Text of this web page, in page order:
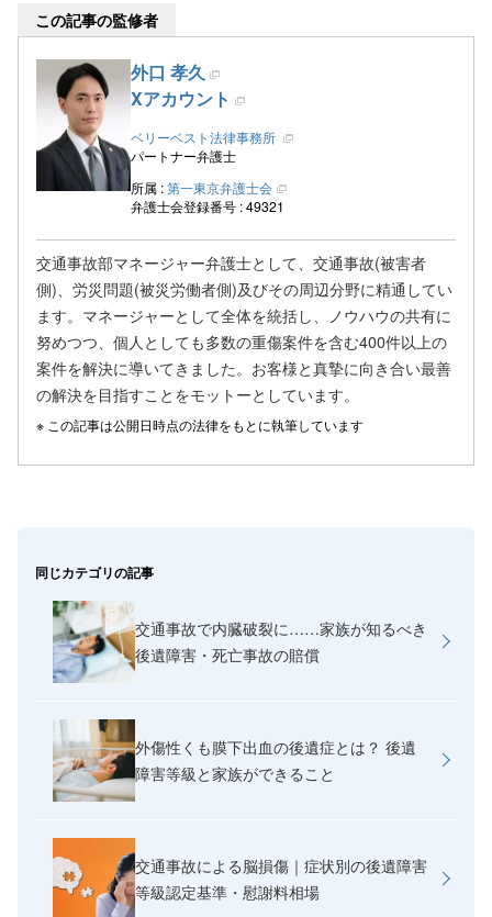
この記事の監修者
外口 孝久
Xアカウント
ベリーベスト法律事務所
パートナー弁護士
所属 :第一東京弁護士会
弁護士会登録番号 : 49321
交通事故部マネージャー弁護士として、交通事故(被害者
側)、労災問題(被災労働者側)及びその周辺分野に精通してい
ます。マネージャーとして全体を統括し、ノウハウの共有に
努めつつ、個人としても多数の重傷案件を含む400件以上の
案件を解決に導いてきました。お客様と真摯に向き合い最善
の解決を目指すことをモットーとしています。
この記事は公開日時点の法律をもとに執筆しています
同じカテゴリの記事
交通事故で内臓破裂に……家族が知るべき
後遺障害・死亡事故の賠償
外傷性くも膜下出血の後遺症とは？ 後遺
障害等級と家族ができること
交通事故による脳損傷｜症状別の後遺障害
等級認定基準・慰謝料相場